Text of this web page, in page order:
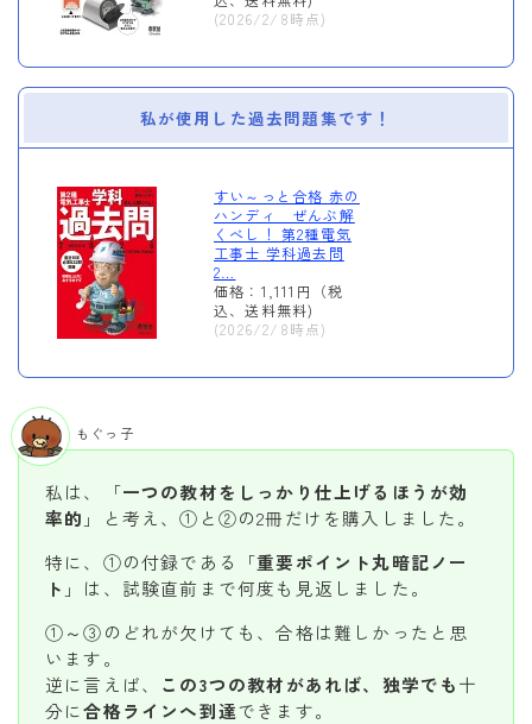
(2026/2/8時点)
私が使用した過去問題集です！
すい～っと合格 赤の
ハンディ ぜんぶ解
くべし！ 第2種電気
工事士 学科過去問
2…
価格：1,111円（税
込、送料無料)
(2026/2/8時点)
私は、「一つの教材をしっかり仕上げるほうが効
率的 」と考え、①と②の2冊だけを購入しました。
特に、①の付録である「重要ポイント丸暗記ノー
ト 」は、試験直前まで何度も見返しました。
①～③のどれが欠けても、合格は難しかったと思
います。
逆に言えば、 この3つの教材があれば、独学でも十
分に合格ラインへ到達できます。
もぐっ子